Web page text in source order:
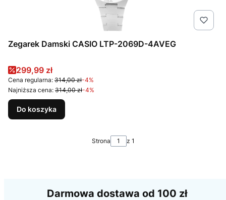
Zegarek Damski CASIO LTP-2069D-4AVEG
Cena promocyjna
299,99 zł
Cena regularna: 314,00 zł-4%
Najniższa cena: 314,00 zł-4%
Do koszyka
Strona z 1
Darmowa dostawa od 100 zł